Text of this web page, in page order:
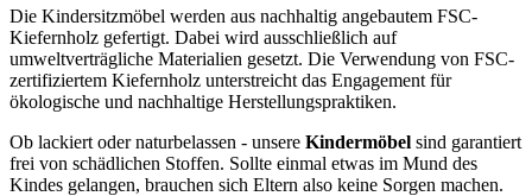
Die Kindersitzmöbel werden aus nachhaltig angebautem FSC-
Kiefernholz gefertigt. Dabei wird ausschließlich auf
umweltverträgliche Materialien gesetzt. Die Verwendung von FSC-
zertifiziertem Kiefernholz unterstreicht das Engagement für
ökologische und nachhaltige Herstellungspraktiken.
Ob lackiert oder naturbelassen - unsere Kindermöbel sind garantiert
frei von schädlichen Stoffen. Sollte einmal etwas im Mund des
Kindes gelangen, brauchen sich Eltern also keine Sorgen machen.